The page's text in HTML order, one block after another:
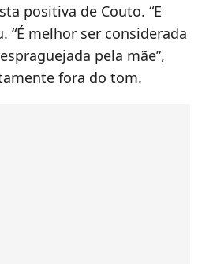
positiva de Couto. “E
“É melhor ser considerada
pela mãe”,
fora do tom.